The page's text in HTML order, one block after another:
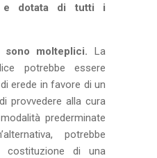
e dotata di tutti i
molteplici. La
potrebbe essere
erede in favore di un
provvedere alla cura
prederminate
potrebbe
costituzione di una